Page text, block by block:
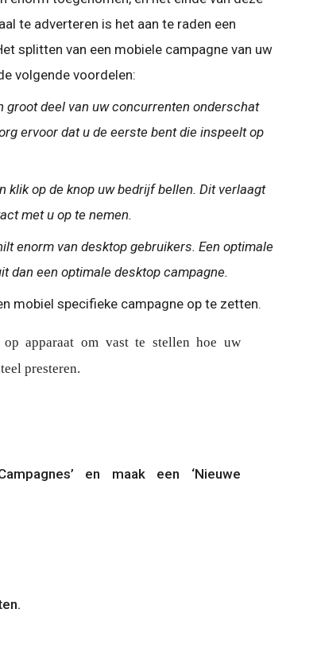
te adverteren is het aan te raden een
splitten van een mobiele campagne van uw
volgende voordelen:
groot deel van uw concurrenten onderschat
ervoor dat u de eerste bent die inspeelt op
klik op de knop uw bedrijf bellen. Dit verlaagt
met u op te nemen.
enorm van desktop gebruikers. Een optimale
dan een optimale desktop campagne.
mobiel specifieke campagne op te zetten.
op apparaat om vast te stellen hoe uw
presteren.
en maak een ‘Nieuwe